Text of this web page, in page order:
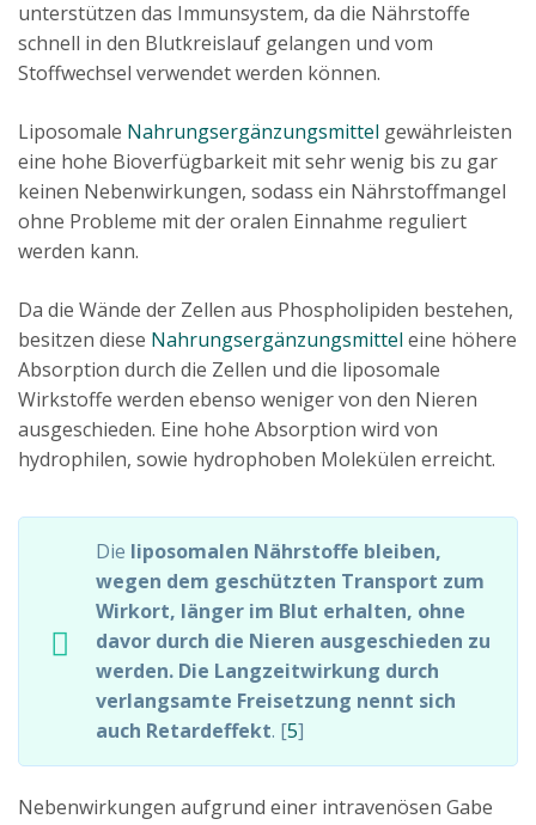
unterstützen das Immunsystem, da die Nährstoffe
schnell in den Blutkreislauf gelangen und vom
Stoffwechsel verwendet werden können.
Liposomale Nahrungsergänzungsmittel gewährleisten
eine hohe Bioverfügbarkeit mit sehr wenig bis zu gar
keinen Nebenwirkungen, sodass ein Nährstoffmangel
ohne Probleme mit der oralen Einnahme reguliert
werden kann.
Da die Wände der Zellen aus Phospholipiden bestehen,
besitzen diese Nahrungsergänzungsmittel eine höhere
Absorption durch die Zellen und die liposomale
Wirkstoffe werden ebenso weniger von den Nieren
ausgeschieden. Eine hohe Absorption wird von
hydrophilen, sowie hydrophoben Molekülen erreicht.
Die liposomalen Nährstoffe bleiben,
wegen dem geschützten Transport zum
Wirkort, länger im Blut erhalten, ohne
davor durch die Nieren ausgeschieden zu
werden. Die Langzeitwirkung durch
verlangsamte Freisetzung nennt sich
auch Retardeffekt. [5]
Nebenwirkungen aufgrund einer intravenösen Gabe